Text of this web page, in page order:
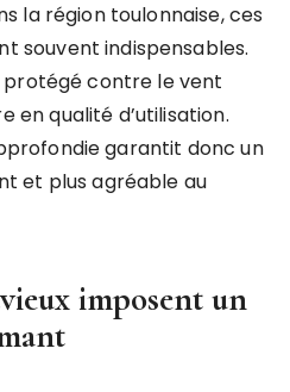
la région toulonnaise, ces
souvent indispensables.
contre le vent
en qualité d’utilisation.
garantit donc un
et plus agréable au
imposent un